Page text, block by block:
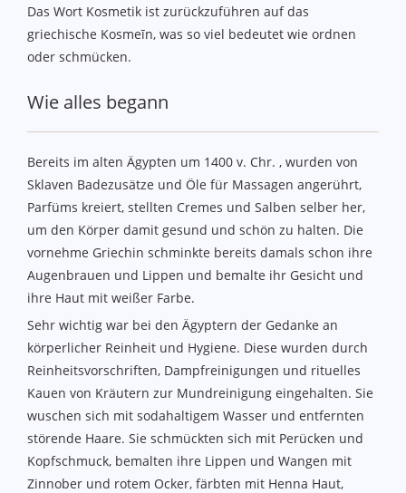
Das Wort Kosmetik ist zurückzuführen auf das
griechische Kosmeīn, was so viel bedeutet wie ordnen
oder schmücken.
Wie alles begann
Bereits im alten Ägypten um 1400 v. Chr. , wurden von
Sklaven Badezusätze und Öle für Massagen angerührt,
Parfüms kreiert, stellten Cremes und Salben selber her,
um den Körper damit gesund und schön zu halten. Die
vornehme Griechin schminkte bereits damals schon ihre
Augenbrauen und Lippen und bemalte ihr Gesicht und
ihre Haut mit weißer Farbe.
Sehr wichtig war bei den Ägyptern der Gedanke an
körperlicher Reinheit und Hygiene. Diese wurden durch
Reinheitsvorschriften, Dampfreinigungen und rituelles
Kauen von Kräutern zur Mundreinigung eingehalten. Sie
wuschen sich mit sodahaltigem Wasser und entfernten
störende Haare. Sie schmückten sich mit Perücken und
Kopfschmuck, bemalten ihre Lippen und Wangen mit
Zinnober und rotem Ocker, färbten mit Henna Haut,